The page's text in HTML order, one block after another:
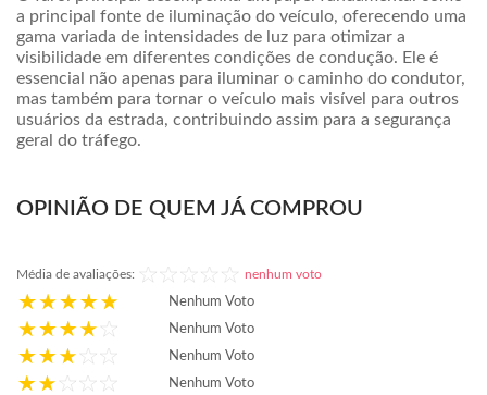
a principal fonte de iluminação do veículo, oferecendo uma
gama variada de intensidades de luz para otimizar a
visibilidade em diferentes condições de condução. Ele é
essencial não apenas para iluminar o caminho do condutor,
mas também para tornar o veículo mais visível para outros
usuários da estrada, contribuindo assim para a segurança
geral do tráfego.
OPINIÃO DE QUEM JÁ COMPROU
Média de avaliações: nenhum voto
Nenhum Voto
Nenhum Voto
Nenhum Voto
Nenhum Voto